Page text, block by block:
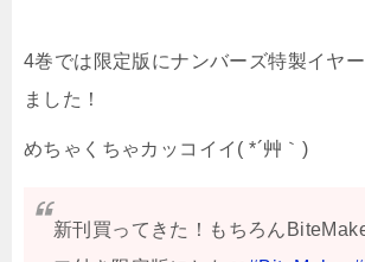
4巻では限定版にナンバーズ特製イヤ
ました！
めちゃくちゃカッコイイ( *´艸｀)
新刊買ってきた！もちろん